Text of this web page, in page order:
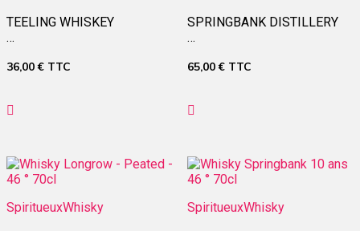
TEELING WHISKEY
…
36,00€ TTC
SPRINGBANK DISTILLERY
…
65,00€TTC
SpiritueuxWhisky SpiritueuxWhisky